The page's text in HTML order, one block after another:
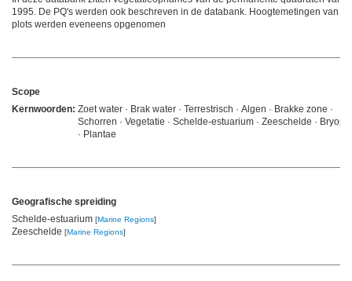
1995. De PQ's werden ook beschreven in de databank. Hoogtemetingen van de
plots werden eveneens opgenomen
Scope
Kernwoorden: Zoet water · Brak water · Terrestrisch · Algen · Brakke zone ·
Schorren · Vegetatie · Schelde-estuarium · Zeeschelde ·
· Plantae
Geografische spreiding
Schelde-estuarium [Marine Regions]
Zeeschelde [Marine Regions]